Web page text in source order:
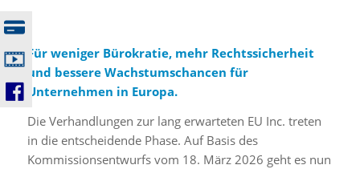
Für weniger Bürokratie, mehr Rechtssicherheit
und bessere Wachstumschancen für
Unternehmen in Europa.
Die Verhandlungen zur lang erwarteten EU Inc. treten
in die entscheidende Phase. Auf Basis des
Kommissionsentwurfs vom 18. März 2026 geht es nun